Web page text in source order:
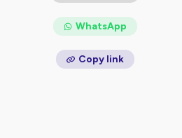
ausha.co/politique-de-
d'informations.
WhatsApp
Copy link